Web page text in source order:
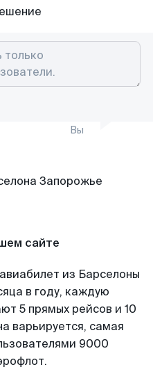
Вы
сайте
из Барселоны
в году, каждую
5 прямых рейсов и 10
варьируется, самая
9000